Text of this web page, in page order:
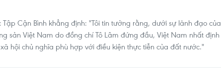
Tập Cận Bình khẳng định: "Tôi tin tưởng rằng, dưới sự lãnh đạo của
sản Việt Nam do đồng chí Tô Lâm đứng đầu, Việt Nam nhất định
hội chủ nghĩa phù hợp với điều kiện thực tiễn của đất nước."